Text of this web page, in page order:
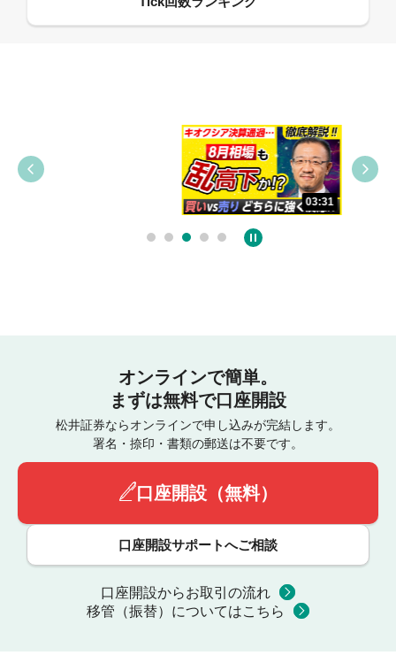
03:31
オンラインで簡単。
まずは無料で口座開設
松井証券ならオンラインで申し込みが完結します。
署名・捺印・書類の郵送は不要です。
口座開設（無料）
口座開設サポートへご相談
口座開設からお取引の流れ
移管（振替）についてはこちら